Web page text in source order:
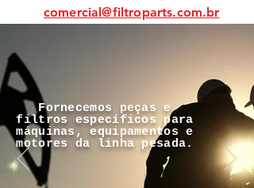
comercial@filtroparts.com.br
Fornecemos peças e
filtros específicos para
máquinas, equipamentos e
motores da linha pesada.